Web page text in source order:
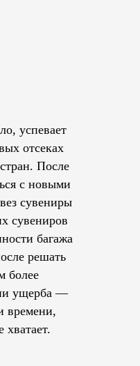
успевает
отсеках
После
с новыми
сувениры
сувениров
багажа
решать
более
ущерба —
времени,
хватает.